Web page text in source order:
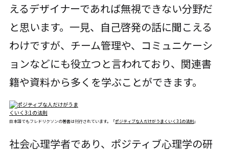
えるデザイナーであれば無視できない分野だ
と思います。一見、自己啓発の話に聞こえる
わけですが、チーム管理や、コミュニケーシ
ョンなどにも役立つと言われており、関連書
籍や資料から多くを学ぶことができます。
日本語でもフレドリクソンの著書は刊行されています。「ポジティブな人だけがうまくいく3:1の法則」
社会心理学者であり、ポジティブ心理学の研